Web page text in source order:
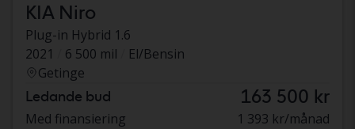
KIA Niro
Plug-in Hybrid 1.6
2021
6 500 mil
El/Bensin
Getinge
Ledande bud 163 500 kr
Med finansiering 1 393 kr/månad